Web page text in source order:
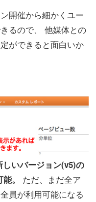
開催から細かくユー
るので、 他媒体との
ができると面白いか
いバージョン(v5)の
。
ただ、まだ全ア
員が利用可能になる